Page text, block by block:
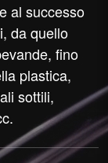
al successo
da quello
fino
plastica,
sottili,